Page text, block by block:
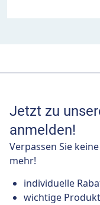
Jetzt zu
anmelden!
Verpassen Sie
mehr!
individuelle
wichtige